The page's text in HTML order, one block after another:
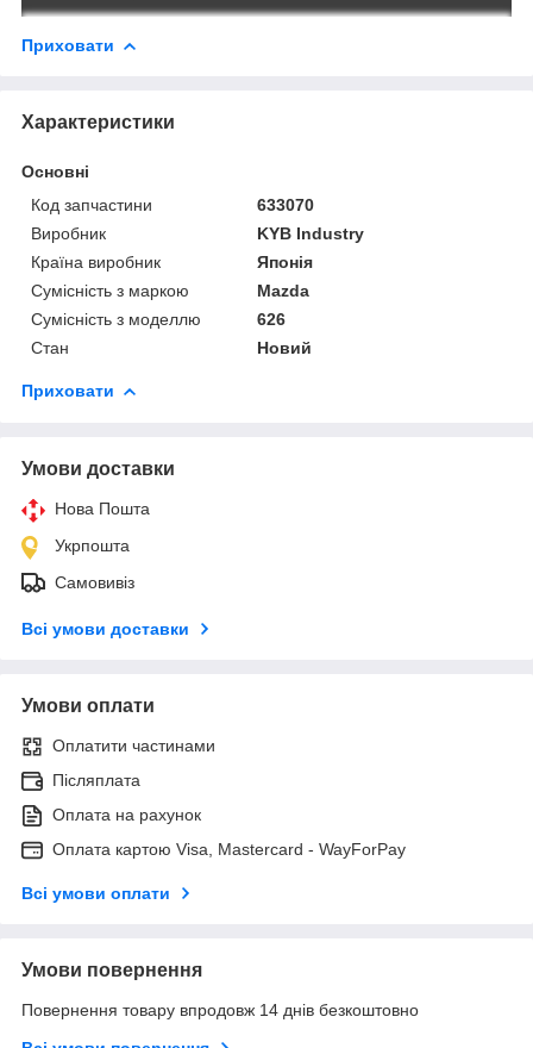
Приховати
Характеристики
Основні
Код запчастини
633070
Виробник
KYB Industry
Країна виробник
Японія
Сумісність з маркою
Mazda
Сумісність з моделлю
626
Стан
Новий
Приховати
Умови доставки
Нова Пошта
Укрпошта
Самовивіз
Всі умови доставки
Умови оплати
Оплатити частинами
Післяплата
Оплата на рахунок
Оплата картою Visa, Mastercard - WayForPay
Всі умови оплати
Умови повернення
Повернення товару впродовж 14 днів безкоштовно